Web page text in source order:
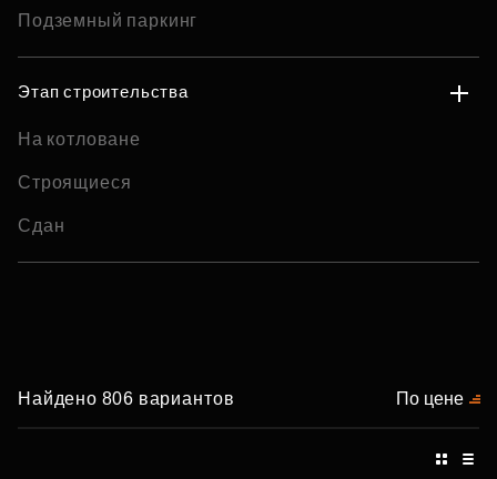
Подземный паркинг
Этап строительства
На котловане
Строящиеся
Сдан
Найдено 806 вариантов По цене